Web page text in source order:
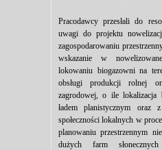
Pracodawcy przesłali do
uwagi do projektu
zagospodarowaniu
wskazanie w
lokowaniu biogazowni na
obsługi produkcji rolnej
zagrodowej, o ile lokalizacja
ładem planistycznym oraz
społeczności lokalnych w
planowaniu przestrzennym
dużych farm